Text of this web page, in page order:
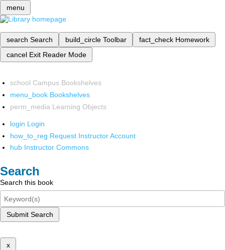
menu
search Search build_circle Toolbar fact_check Homework
cancel Exit Reader Mode
school Campus Bookshelves
menu_book Bookshelves
perm_media Learning Objects
login Login
how_to_reg Request Instructor Account
hub Instructor Commons
Search
Search this book
Submit Search
x